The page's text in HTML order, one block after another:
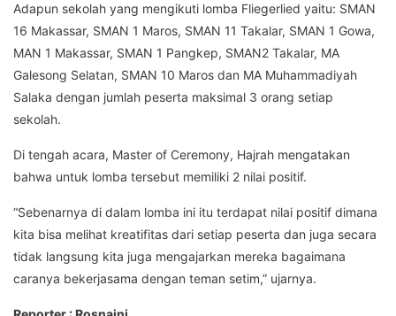
Adapun sekolah yang mengikuti lomba Fliegerlied yaitu: SMAN
16 Makassar, SMAN 1 Maros, SMAN 11 Takalar, SMAN 1 Gowa,
MAN 1 Makassar, SMAN 1 Pangkep, SMAN2 Takalar, MA
Galesong Selatan, SMAN 10 Maros dan MA Muhammadiyah
Salaka dengan jumlah peserta maksimal 3 orang setiap
sekolah.
Di tengah acara, Master of Ceremony, Hajrah mengatakan
bahwa untuk lomba tersebut memiliki 2 nilai positif.
“Sebenarnya di dalam lomba ini itu terdapat nilai positif dimana
kita bisa melihat kreatifitas dari setiap peserta dan juga secara
tidak langsung kita juga mengajarkan mereka bagaimana
caranya bekerjasama dengan teman setim,” ujarnya.